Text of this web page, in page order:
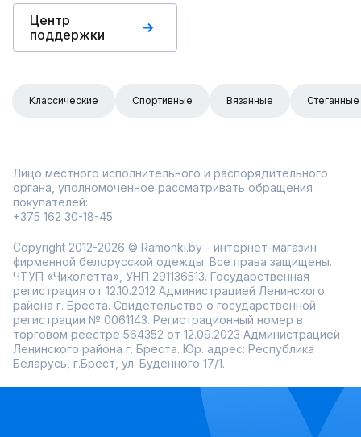
Центр
поддержки
Классические Спортивные Вязанные Стеганные
Лицо местного исполнительного и распорядительного
органа, уполномоченное рассматривать обращения
покупателей:
+375 162 30-18-45
Copyright 2012-2026 © Ramonki.by - интернет-магазин
фирменной белорусской одежды. Все права защищены.
ЧТУП «Чиколетта», УНП 291136513. Государственная
регистрация от 12.10.2012 Администрацией Ленинского
района г. Бреста. Свидетельство о государственной
регистрации № 0061143. Регистрационный номер в
торговом реестре 564352 от 12.09.2023 Администрацией
Ленинского района г. Бреста. Юр. адрес: Республика
Беларусь, г.Брест, ул. Буденного 17/1.